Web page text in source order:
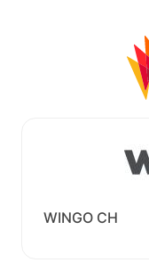
WINGO CH